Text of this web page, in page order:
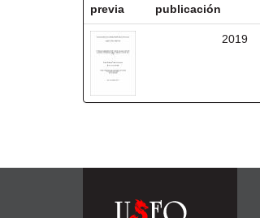
previa
publicación
2019